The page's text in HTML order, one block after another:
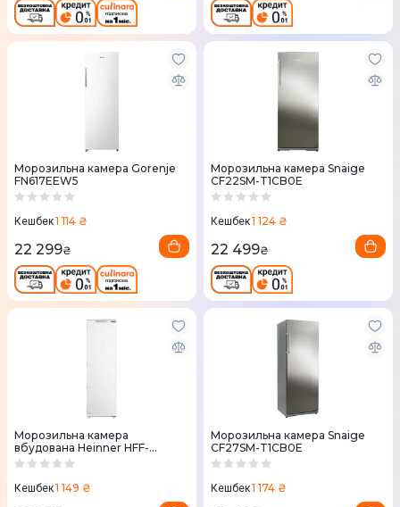
Морозильна камера Gorenje
FN617EEW5
Кешбек1 114 ₴
22 299₴
Морозильна камера Snaige
CF22SM-T1CB0E
Кешбек1 124 ₴
22 499₴
Морозильна камера
вбудована Heinner HFF-
BIM212NFCE++
Кешбек1 149 ₴
Морозильна камера Snaige
CF27SM-T1CB0E
Кешбек1 174 ₴